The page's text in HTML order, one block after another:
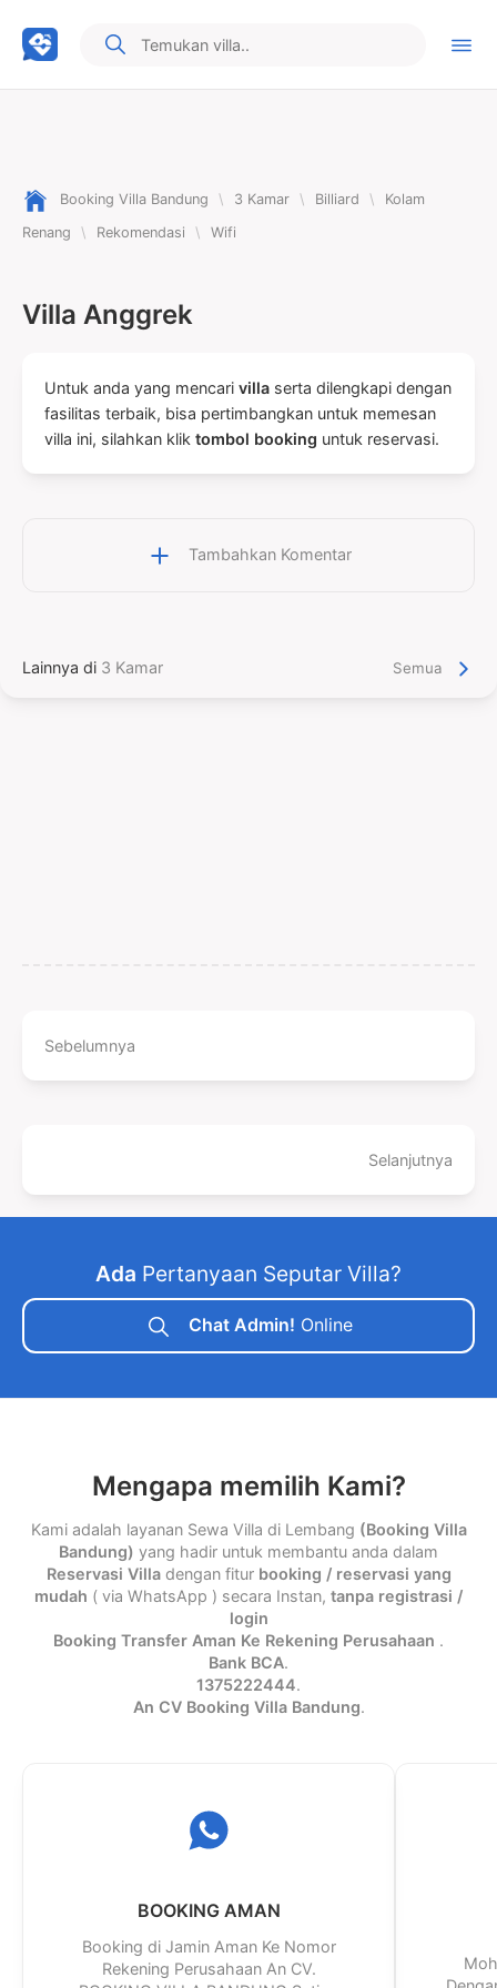
Booking Villa Bandung \ 3 Kamar \ Billiard \
Kolam
Renang
\ Rekomendasi \ Wifi
Villa Anggrek
Untuk anda yang mencari villa serta dilengkapi dengan
fasilitas terbaik, bisa pertimbangkan untuk memesan
villa ini, silahkan klik tombol booking untuk reservasi.
Tambahkan Komentar
Lainnya di 3 Kamar Semua
Sebelumnya
Selanjutnya
Ada Pertanyaan Seputar Villa?
Chat Admin! Online
Mengapa memilih Kami?
Kami adalah layanan Sewa Villa di Lembang (Booking Villa
Bandung) yang hadir untuk membantu anda dalam
Reservasi Villadengan fitur booking / reservasi yang
mudah ( via WhatsApp ) secara Instan, tanpa registrasi /
login
Booking Transfer Aman Ke Rekening Perusahaan .
Bank BCA.
1375222444.
An CV Booking Villa Bandung.
BOOKING AMAN
Booking di Jamin Aman Ke Nomor
Rekening Perusahaan An CV.